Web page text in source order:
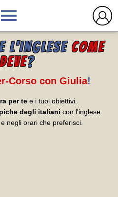
L'INGLESE COME
?
Corso con Giulia!
per te e i tuoi obiettivi.
degli italiani con l'inglese.
negli orari che preferisci.